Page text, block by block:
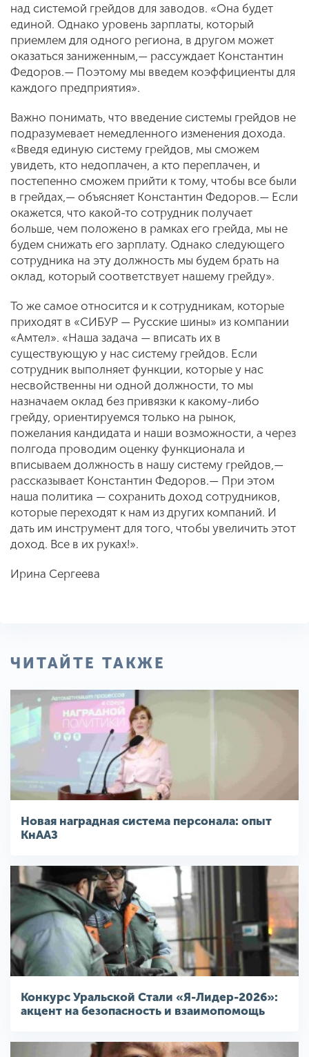
над системой грейдов для заводов. «Она будет
единой. Однако уровень зарплаты, который
приемлем для одного региона, в другом может
оказаться заниженным,— рассуждает Константин
Федоров.— Поэтому мы введем коэффициенты для
каждого предприятия».
Важно понимать, что введение системы грейдов не
подразумевает немедленного изменения дохода.
«Введя единую систему грейдов, мы сможем
увидеть, кто недоплачен, а кто переплачен, и
постепенно сможем прийти к тому, чтобы все были
в грейдах,— объясняет Константин Федоров.— Если
окажется, что какой-то сотрудник получает
больше, чем положено в рамках его грейда, мы не
будем снижать его зарплату. Однако следующего
сотрудника на эту должность мы будем брать на
оклад, который соответствует нашему грейду».
То же самое относится и к сотрудникам, которые
приходят в «СИБУР — Русские шины» из компании
«Амтел». «Наша задача — вписать их в
существующую у нас систему грейдов. Если
сотрудник выполняет функции, которые у нас
несвойственны ни одной должности, то мы
назначаем оклад без привязки к какому-либо
грейду, ориентируемся только на рынок,
пожелания кандидата и наши возможности, а через
полгода проводим оценку функционала и
вписываем должность в нашу систему грейдов,—
рассказывает Константин Федоров.— При этом
наша политика — сохранить доход сотрудников,
которые переходят к нам из других компаний. И
дать им инструмент для того, чтобы увеличить этот
доход. Все в их руках!».
Ирина Сергеева
ЧИТАЙТЕ ТАКЖЕ
Новая наградная система персонала: опыт
КнААЗ
Конкурс Уральской Стали «Я-Лидер-2026»:
акцент на безопасность и взаимопомощь